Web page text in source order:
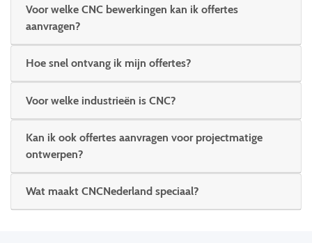
Voor welke CNC bewerkingen kan ik offertes
aanvragen?
Hoe snel ontvang ik mijn offertes?
Voor welke industrieën is CNC?
Kan ik ook offertes aanvragen voor projectmatige
ontwerpen?
Wat maakt CNCNederland speciaal?